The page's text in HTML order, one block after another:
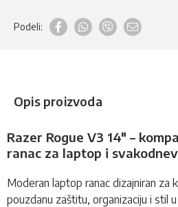
Podeli:
Opis proizvoda
Razer Rogue V3 14" –
ranac za laptop i
Moderan laptop ranac dizajniran za
pouzdanu zaštitu, organizaciju i stil